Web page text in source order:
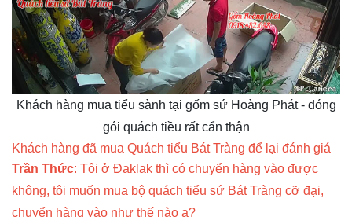
Khách hàng mua tiểu sành tại gốm sứ Hoàng Phát - đóng
gói quách tiều rất cẩn thận
Khách hàng đã mua Quách tiểu Bát Tràng để lại đánh giá
Trần Thức: Tôi ở Đaklak thì có chuyển hàng vào được
không, tôi muốn mua bộ quách tiểu sứ Bát Tràng cỡ đại,
chuyển hàng vào như thế nào ạ?